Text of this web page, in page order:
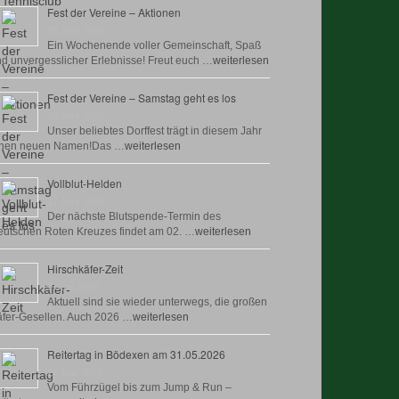
Fest der Vereine – Aktionen
Ein Wochenende voller Gemeinschaft, Spaß
unvergesslicher Erlebnisse! Freut euch …weiterlesen
Fest der Vereine – Samstag geht es los
Unser beliebtes Dorffest trägt in diesem Jahr
neuen Namen!Das …weiterlesen
Vollblut-Helden
Der nächste Blutspende-Termin des
Roten Kreuzes findet am 02. …weiterlesen
Hirschkäfer-Zeit
9 Juni, 2026
Aktuell sind sie wieder unterwegs, die großen
Gesellen. Auch 2026 …weiterlesen
Reitertag in Bödexen am 31.05.2026
27 Mai, 2026
Vom Führzügel bis zum Jump & Run –